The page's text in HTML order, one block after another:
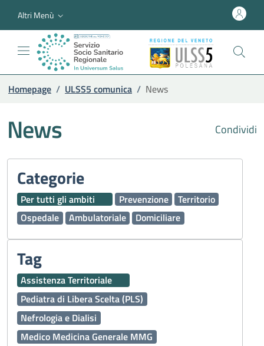
Altri Menù
Homepage / ULSS5 comunica / News
Condividi
News
Categorie
Per tutti gli ambiti Prevenzione
Territorio
Ospedale
Ambulatoriale Domiciliare
Tag
Assistenza Territoriale
Pediatra di Libera Scelta (PLS)
Nefrologia e Dialisi
Medico Medicina Generale MMG